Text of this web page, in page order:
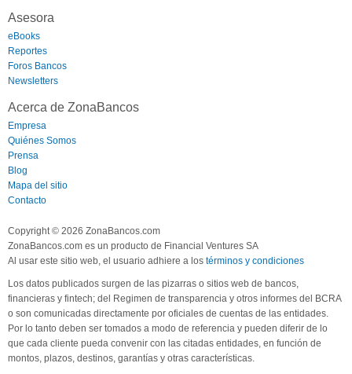
Asesora
eBooks
Reportes
Foros Bancos
Newsletters
Acerca de ZonaBancos
Empresa
Quiénes Somos
Prensa
Blog
Mapa del sitio
Contacto
Copyright © 2026 ZonaBancos.com
ZonaBancos.com es un producto de Financial Ventures SA
Al usar este sitio web, el usuario adhiere a los términos y condiciones
Los datos publicados surgen de las pizarras o sitios web de bancos,
financieras y fintech; del Regimen de transparencia y otros informes del BCRA
o son comunicadas directamente por oficiales de cuentas de las entidades.
Por lo tanto deben ser tomados a modo de referencia y pueden diferir de lo
que cada cliente pueda convenir con las citadas entidades, en función de
montos, plazos, destinos, garantías y otras características.